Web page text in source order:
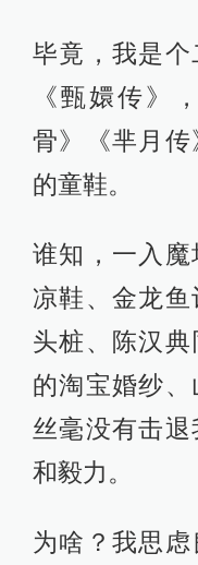
毕竟，我是个
《甄嬛传》
骨》《芈月
的童鞋。
谁知，一入
凉鞋、金龙
头桩、陈汉
的淘宝婚纱
丝毫没有击
和毅力。
为啥？我思